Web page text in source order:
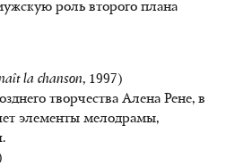
роль второго плана
la chanson, 1997)
творчества Алена Рене, в
элементы мелодрамы,